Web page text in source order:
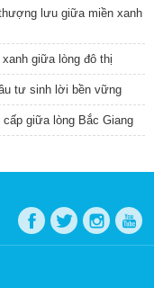
lưu giữa miền xanh
giữa lòng đô thị
tư sinh lời bền vững
giữa lòng Bắc Giang